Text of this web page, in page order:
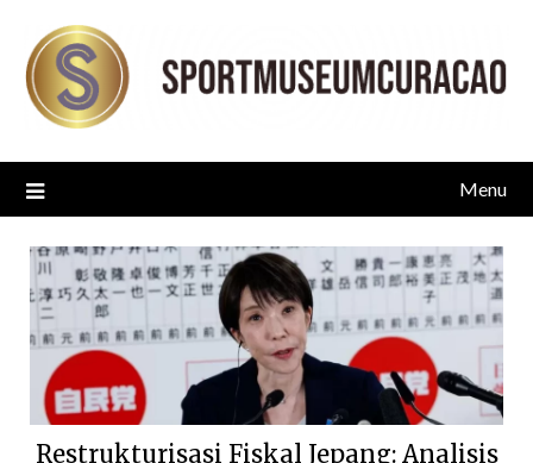
content
Menu
Restrukturisasi Fiskal Jepang: Analisis